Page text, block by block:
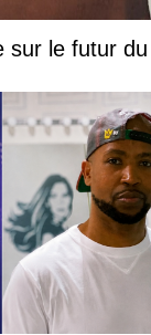
sur le futur